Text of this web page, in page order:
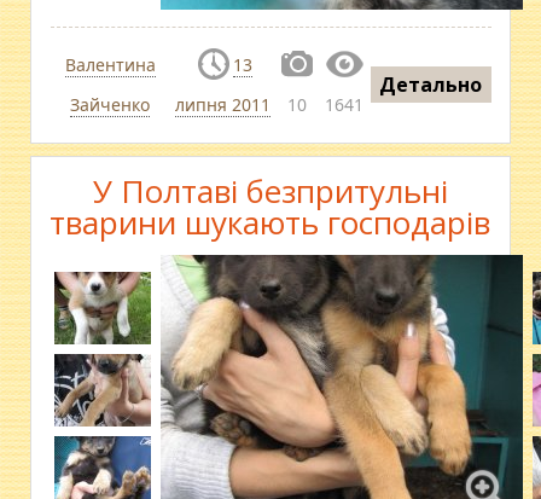
Валентина
Зайченко
13
липня 2011
10 1641
Детально
У Полтаві безпритульні
тварини шукають господарів